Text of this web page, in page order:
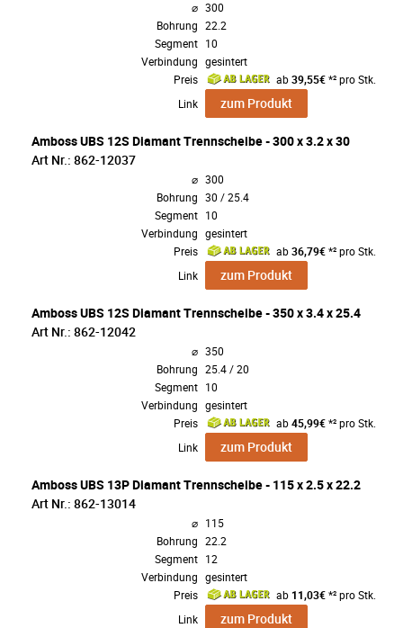
⌀ 300
Bohrung 22.2
Segment 10
Verbindung gesintert
Preis
ab39,55€*² pro Stk.
Link
zum Produkt
Amboss UBS 12S Diamant Trennscheibe - 300 x 3.2 x 30
Art Nr.: 862-12037
⌀ 300
Bohrung 30 / 25.4
Segment 10
Verbindung gesintert
Preis
ab36,79€*² pro Stk.
Link
zum Produkt
Amboss UBS 12S Diamant Trennscheibe - 350 x 3.4 x 25.4
Art Nr.: 862-12042
⌀ 350
Bohrung 25.4 / 20
Segment 10
Verbindung gesintert
Preis
ab45,99€*² pro Stk.
Link
zum Produkt
Amboss UBS 13P Diamant Trennscheibe - 115 x 2.5 x 22.2
Art Nr.: 862-13014
⌀ 115
Bohrung 22.2
Segment 12
Verbindung gesintert
Preis
ab 11,03€*² pro Stk.
Link
zum Produkt